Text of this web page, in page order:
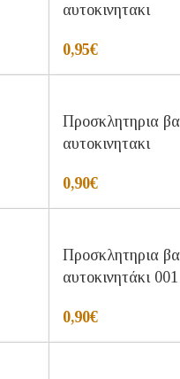
αυτοκινητακι
0,95€
Προσκλητηρια
αυτοκινητακι
0,90€
Προσκλητηρια
αυτοκινητάκι 001
0,90€